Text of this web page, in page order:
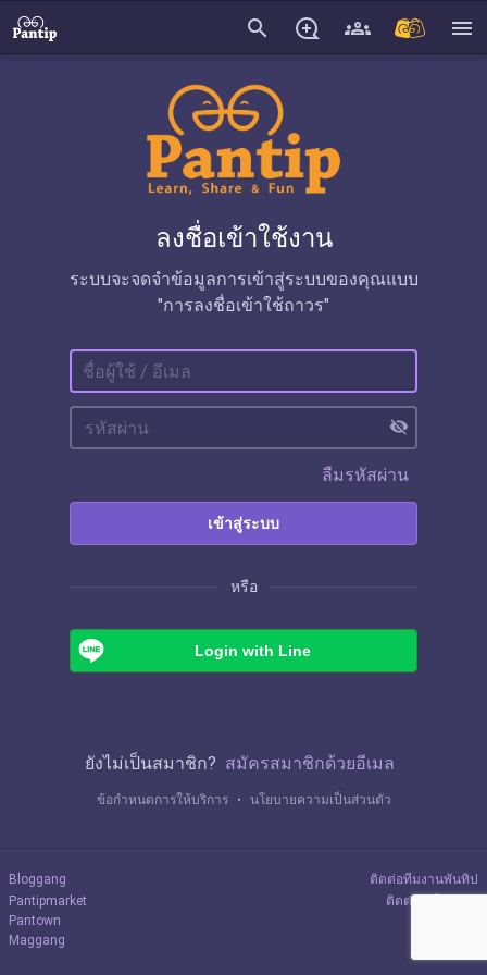
search menu
ลงชื่อเข้าใช้งาน
ระบบจะจดจำข้อมูลการเข้าสู่ระบบของคุณแบบ
"การลงชื่อเข้าใช้ถาวร"
visibility_off
ลืมรหัสผ่าน
เข้าสู่ระบบ
หรือ
Login with Line
ยังไม่เป็นสมาชิก? สมัครสมาชิกด้วยอีเมล
ข้อกำหนดการให้บริการ ・ นโยบายความเป็นส่วนตัว
Bloggang
Pantipmarket
Pantown
Maggang
ติดต่อทีมงานพันทิป
ติดต่อลงโฆษณา